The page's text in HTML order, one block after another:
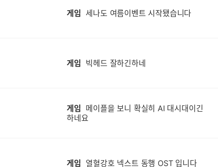
게임 세나도 여름이벤트 시작됐습니다
게임 빅헤드 잘하긴하네
게임
하네요
게임 열혈강호 넥스트 동행 OST 입니다